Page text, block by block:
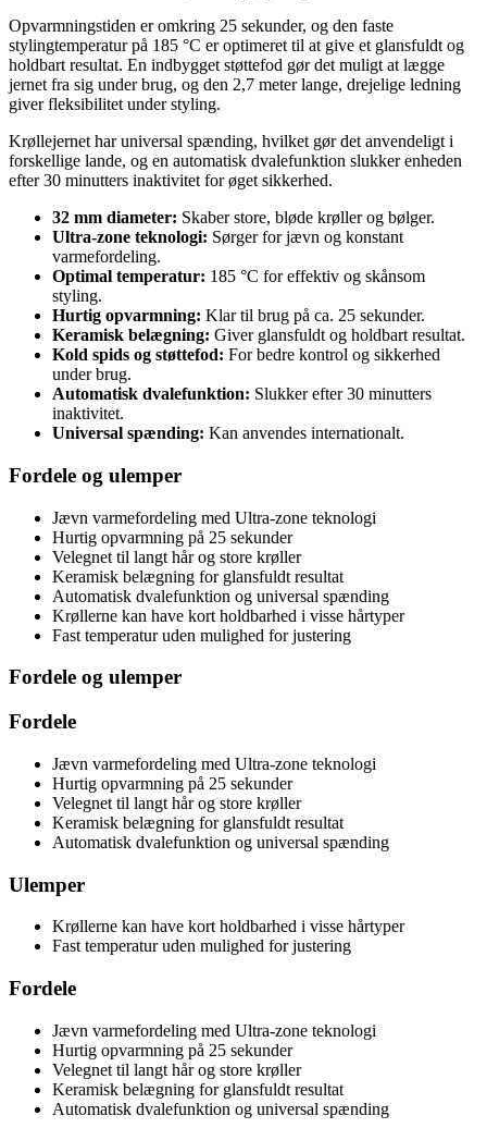
Opvarmningstiden er omkring 25 sekunder, og den faste
stylingtemperatur på 185 °C er optimeret til at give et glansfuldt og
holdbart resultat. En indbygget støttefod gør det muligt at lægge
jernet fra sig under brug, og den 2,7 meter lange, drejelige ledning
giver fleksibilitet under styling.
Krøllejernet har universal spænding, hvilket gør det anvendeligt i
forskellige lande, og en automatisk dvalefunktion slukker enheden
efter 30 minutters inaktivitet for øget sikkerhed.
32 mm diameter: Skaber store, bløde krøller og bølger.
Ultra-zone teknologi: Sørger for jævn og konstant
varmefordeling.
Optimal temperatur: 185 °C for effektiv og skånsom
styling.
Hurtig opvarmning: Klar til brug på ca. 25 sekunder.
Keramisk belægning: Giver glansfuldt og holdbart resultat.
Kold spids og støttefod: For bedre kontrol og sikkerhed
under brug.
Automatisk dvalefunktion: Slukker efter 30 minutters
inaktivitet.
Universal spænding: Kan anvendes internationalt.
Fordele og ulemper
Jævn varmefordeling med Ultra-zone teknologi
Hurtig opvarmning på 25 sekunder
Velegnet til langt hår og store krøller
Keramisk belægning for glansfuldt resultat
Automatisk dvalefunktion og universal spænding
Krøllerne kan have kort holdbarhed i visse hårtyper
Fast temperatur uden mulighed for justering
Fordele og ulemper
Fordele
Jævn varmefordeling med Ultra-zone teknologi
Hurtig opvarmning på 25 sekunder
Velegnet til langt hår og store krøller
Keramisk belægning for glansfuldt resultat
Automatisk dvalefunktion og universal spænding
Ulemper
Krøllerne kan have kort holdbarhed i visse hårtyper
Fast temperatur uden mulighed for justering
Fordele
Jævn varmefordeling med Ultra-zone teknologi
Hurtig opvarmning på 25 sekunder
Velegnet til langt hår og store krøller
Keramisk belægning for glansfuldt resultat
Automatisk dvalefunktion og universal spænding